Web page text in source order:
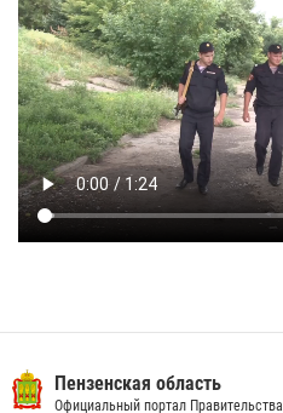
Пензенская область
Официальный портал Правительства